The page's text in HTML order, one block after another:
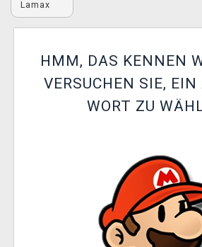
XZONE CLUB
Lamax
HMM, DAS KENNEN
VERSUCHEN SIE, EIN
WORT ZU